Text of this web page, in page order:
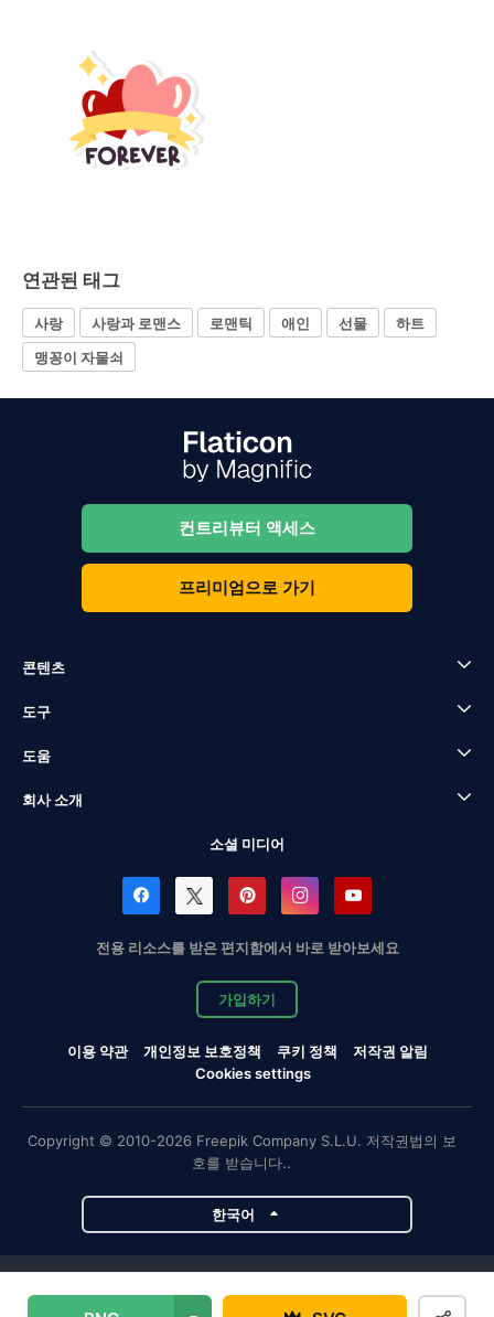
연관된 태그
사랑 사랑과 로맨스 로맨틱 애인 선물
하트
맹꽁이 자물쇠
컨트리뷰터 액세스
프리미엄으로 가기
콘텐츠
도구
도움
회사 소개
소셜 미디어
전용 리소스를 받은 편지함에서 바로 받아보세요
가입하기
이용 약관 개인정보 보호정책 쿠키 정책
저작권 알림
Cookies settings
Copyright © 2010-2026 Freepik Company S.L.U. 저작권법의 보
호를 받습니다..
한국어